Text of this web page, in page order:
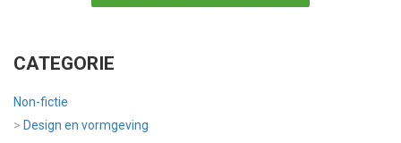
CATEGORIE
Non-fictie
> Design en vormgeving